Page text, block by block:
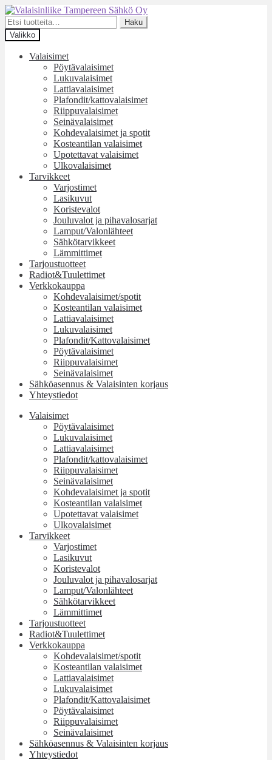
Siirry
navigointiin
Siirry
sisältöön
Etsi:
Haku
Valikko
Valaisimet
Pöytävalaisimet
Lukuvalaisimet
Lattiavalaisimet
Plafondit/kattovalaisimet
Riippuvalaisimet
Seinävalaisimet
Kohdevalaisimet ja spotit
Kosteantilan valaisimet
Upotettavat valaisimet
Ulkovalaisimet
Tarvikkeet
Varjostimet
Lasikuvut
Koristevalot
Jouluvalot ja pihavalosarjat
Lamput/Valonlähteet
Sähkötarvikkeet
Lämmittimet
Tarjoustuotteet
Radiot&Tuulettimet
Verkkokauppa
Kohdevalaisimet/spotit
Kosteantilan valaisimet
Lattiavalaisimet
Lukuvalaisimet
Plafondit/Kattovalaisimet
Pöytävalaisimet
Riippuvalaisimet
Seinävalaisimet
Sähköasennus & Valaisinten korjaus
Yhteystiedot
Valaisimet
Pöytävalaisimet
Lukuvalaisimet
Lattiavalaisimet
Plafondit/kattovalaisimet
Riippuvalaisimet
Seinävalaisimet
Kohdevalaisimet ja spotit
Kosteantilan valaisimet
Upotettavat valaisimet
Ulkovalaisimet
Tarvikkeet
Varjostimet
Lasikuvut
Koristevalot
Jouluvalot ja pihavalosarjat
Lamput/Valonlähteet
Sähkötarvikkeet
Lämmittimet
Tarjoustuotteet
Radiot&Tuulettimet
Verkkokauppa
Kohdevalaisimet/spotit
Kosteantilan valaisimet
Lattiavalaisimet
Lukuvalaisimet
Plafondit/Kattovalaisimet
Pöytävalaisimet
Riippuvalaisimet
Seinävalaisimet
Sähköasennus & Valaisinten korjaus
Yhteystiedot